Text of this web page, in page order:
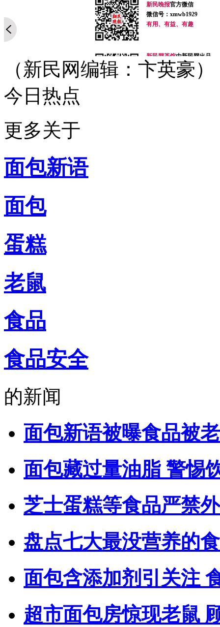
新民晚报官方微信
微信号：xmwb1929
有用、有益、有趣
新民网茶馆由新民网出品
微信号：newteahouse
无节操、有道理
（新民网编辑：卞英豪）
今日热点
更多关于
面包新语
面包
蛋糕
老鼠
食品
食品安全
的新闻
面包新语被曝食品被
面包藏过量油脂 警惕
芝士蛋糕等食品严禁
盘点七大最没营养的
面包含添加剂引关注
超市面包房惊现老鼠